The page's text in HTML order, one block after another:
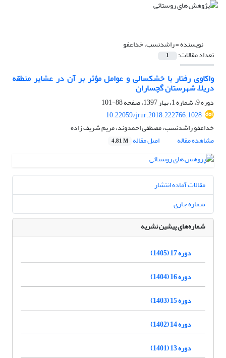
نویسنده =راشدنسب، خداعفو
تعداد مقالات: 1
واکاوی رفتار با خشکسالی و عوامل مؤثر بر آن در عشایر منطقه
دریلا، شهرستان گچساران
دوره 9، شماره 1، بهار 1397، صفحه
88-101
10.22059/jrur.2018.222766.1028
خداعفو راشدنسب، مصطفی احمدوند، مریم شریف زاده
مشاهده مقاله
اصل مقاله 4.81 M
مقالات آماده انتشار
شماره جاری
شماره‌های پیشین نشریه
دوره 17 (1405)
دوره 16 (1404)
دوره 15 (1403)
دوره 14 (1402)
دوره 13 (1401)